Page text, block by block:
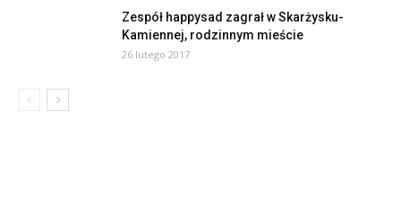
Zespół happysad zagrał w Skarżysku-
Kamiennej, rodzinnym mieście
26 lutego 2017